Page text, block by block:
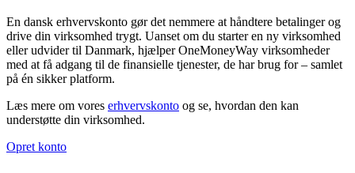
En dansk erhvervskonto gør det nemmere at håndtere betalinger og
drive din virksomhed trygt. Uanset om du starter en ny virksomhed
eller udvider til Danmark, hjælper OneMoneyWay virksomheder
med at få adgang til de finansielle tjenester, de har brug for – samlet
på én sikker platform.
Læs mere om vores erhvervskonto og se, hvordan den kan
understøtte din virksomhed.
Opret konto